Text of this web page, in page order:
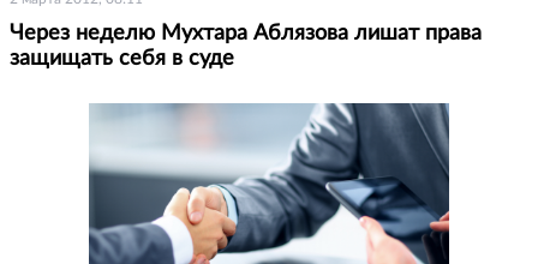
Через неделю Мухтара Аблязова лишат права
защищать себя в суде